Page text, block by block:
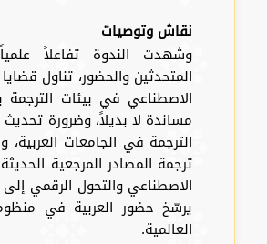
نقاش وتوصيات
وشهدت الندوة تفاعلاً
المتحدثين والحضور، تناول
الاصطناعي في بيئات الترجمة
مساندة لا بديلاً، وضرورة تحديث
الترجمة في الجامعات
ترجمة المصادر المرجعية
الاصطناعي والتحول الرقمي إلى
يرسّخ حضور العربية في
العالمية.